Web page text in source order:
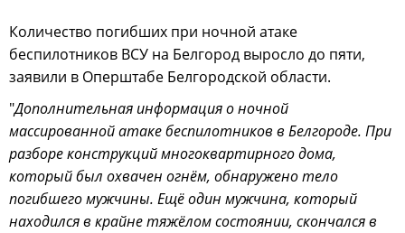
Количество погибших при ночной атаке
беспилотников ВСУ на Белгород выросло до пяти,
заявили в Оперштабе Белгородской области.
"Дополнительная информация о ночной
массированной атаке беспилотников в Белгороде. При
разборе конструкций многоквартирного дома,
который был охвачен огнём, обнаружено тело
погибшего мужчины. Ещё один мужчина, который
находился в крайне тяжёлом состоянии, скончался в